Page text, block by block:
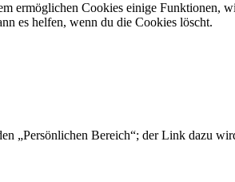
ermöglichen Cookies einige Funktionen,
es helfen, wenn du die Cookies löscht.
„Persönlichen Bereich“; der Link dazu